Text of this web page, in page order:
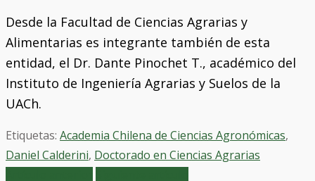
Desde la Facultad de Ciencias Agrarias y
Alimentarias es integrante también de esta
entidad, el Dr. Dante Pinochet T., académico del
Instituto de Ingeniería Agrarias y Suelos de la
UACh.
Etiquetas: Academia Chilena de Ciencias Agronómicas,
Daniel Calderini, Doctorado en Ciencias Agrarias